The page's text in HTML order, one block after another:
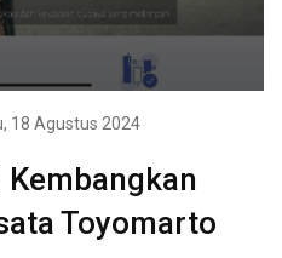
18 Agustus 2024
Toyomarto